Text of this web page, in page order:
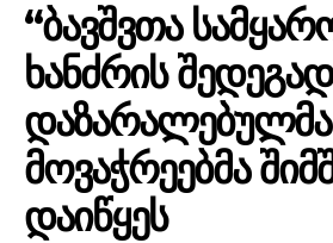
“ᲑᲐᲕᲨᲕᲗᲐ
ᲮᲐᲜᲫᲠᲘᲡ ᲨᲔᲓᲔᲒᲐᲓ
ᲓᲐᲖᲐᲠᲐᲚᲔᲑᲣᲚᲛᲐ
ᲛᲝᲕᲐᲭᲠᲔᲔᲑᲛᲐ
ᲓᲐᲘᲬᲧᲔᲡ